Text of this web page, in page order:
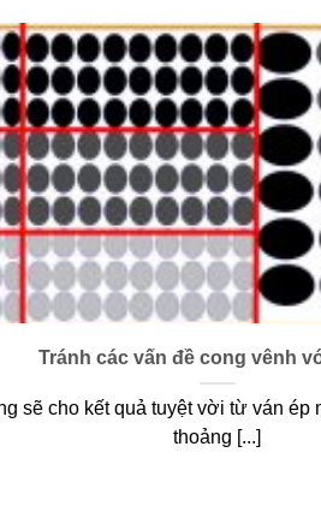
Tránh các vấn đề cong vênh
sẽ cho kết quả tuyệt vời từ ván ép
thoảng [...]